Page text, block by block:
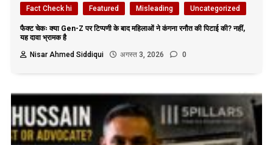
Fact Check hi Featured Misleading Uncategorized
फैक्ट चेकः क्या Gen-Z पर टिप्पणी के बाद महिलाओं ने कंगना रनौत की पिटाई की? नहीं,
यह दावा भ्रामक है
Nisar Ahmed Siddiqui
अगस्त 3, 2026 0